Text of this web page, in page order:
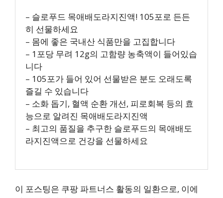
– 슬로푸드 목애배도라지진액! 105포로 든든
히 선물하세요
– 몸에 좋은 국내산 식품만을 고집합니다
– 1포당 무려 12g의 고함량 농축액이 들어있습
니다
– 105포가 들어 있어 선물받은 분도 오래도록
즐길 수 있습니다
– 소화 돕기, 혈액 순환 개선, 피로회복 등의 효
능으로 알려진 목애배도라지진액
– 최고의 품질을 추구한 슬로푸드의 목애배도
라지진액으로 건강을 선물하세요
이 포스팅은 쿠팡 파트너스 활동의 일환으로, 이에